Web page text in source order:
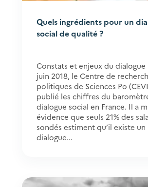
Quels ingrédients pour un
social de qualité ?
Constats et enjeux du dialogue
juin 2018, le Centre de
politiques de Sciences Po
publié les chiffres du
dialogue social en France. Il a
évidence que seuls 21% des
sondés estiment qu’il existe un
dialogue...